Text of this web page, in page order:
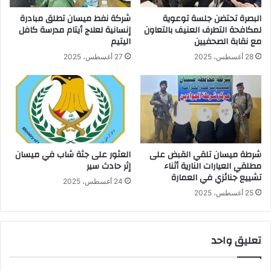
البصرة تحتضن جلسة توعوية
لمكافحة التطرف العنيف بالتعاون
مع نقابة الصحفيين
28 أغسطس، 2025
شركة نفط ميسان تطلق مبادرة
إنسانية لعلاج أيتام مدرسة كافل
اليتيم
27 أغسطس، 2025
شرطة ميسان تلقي القبض على
مطلقي العيارات النارية أثناء
تشييع جنائزي في العمارة
25 أغسطس، 2025
العثور على جثة شاب في ميسان
إثر حادث سير
24 أغسطس، 2025
تعليق واحد